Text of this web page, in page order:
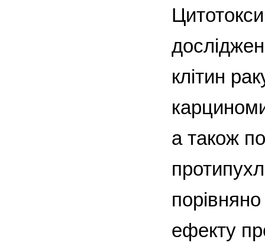
клітин
а також
ефекту